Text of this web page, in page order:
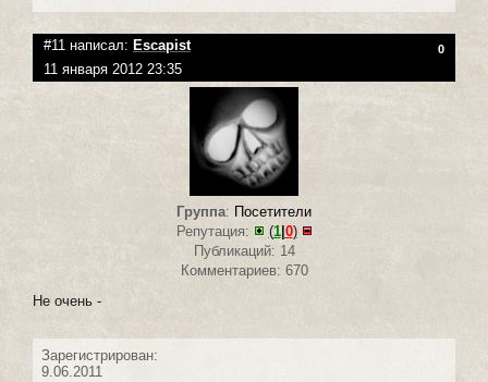
#11 написал: Escapist 0
11 января 2012 23:35
Группа: Посетители
Репутация:
(1| 0)
Публикаций: 14
Комментариев: 670
Не очень -
Зарегистрирован:
9.06.2011